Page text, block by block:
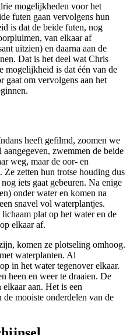
mogelijkheden voor het
futen gaan vervolgens hun
is dat de beide futen, nog
van elkaar af
uitzien) en daarna aan de
Dat is het deel wat Chris
mogelijkheid is dat één van de
gaat om vervolgens aan het
heeft gefilmd, zoomen we
zwemmen de beide
weg, maar de oor- en
zetten hun trotse houding dus
iets gaat gebeuren. Na enige
onder water en komen na
snavel vol waterplantjes.
plat op het water en de
elkaar af.
komen ze plotseling omhoog.
waterplanten. Al
in het water tegenover elkaar.
heen en weer te draaien. De
aan. Het is een
mooiste onderdelen van de